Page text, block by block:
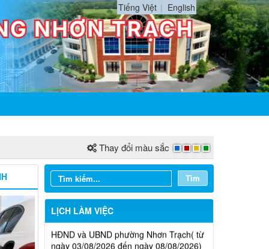
Tiếng Việt English
Thay đổi màu sắc
Tìm
LỊCH LÀM VIỆC
Thông báo lịch làm việc tuần của
HĐND và UBND phường Nhơn Trạch( từ
ngày 03/08/2026 đến ngày 08/08/2026)